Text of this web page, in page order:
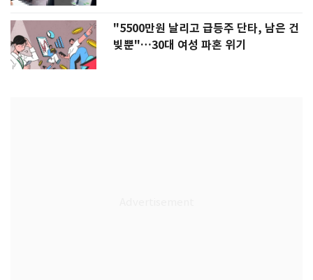
"5500만원 날리고 급등주 단타, 남은 건
빚뿐"…30대 여성 파혼 위기